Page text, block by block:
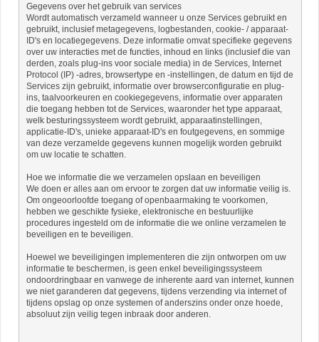
Gegevens over het gebruik van services
Wordt automatisch verzameld wanneer u onze Services gebruikt en
gebruikt, inclusief metagegevens, logbestanden, cookie- / apparaat-
ID's en locatiegegevens. Deze informatie omvat specifieke gegevens
over uw interacties met de functies, inhoud en links (inclusief die van
derden, zoals plug-ins voor sociale media) in de Services, Internet
Protocol (IP) -adres, browsertype en -instellingen, de datum en tijd de
Services zijn gebruikt, informatie over browserconfiguratie en plug-
ins, taalvoorkeuren en cookiegegevens, informatie over apparaten
die toegang hebben tot de Services, waaronder het type apparaat,
welk besturingssysteem wordt gebruikt, apparaatinstellingen,
applicatie-ID's, unieke apparaat-ID's en foutgegevens, en sommige
van deze verzamelde gegevens kunnen mogelijk worden gebruikt
om uw locatie te schatten.
Hoe we informatie die we verzamelen opslaan en beveiligen
We doen er alles aan om ervoor te zorgen dat uw informatie veilig is.
Om ongeoorloofde toegang of openbaarmaking te voorkomen,
hebben we geschikte fysieke, elektronische en bestuurlijke
procedures ingesteld om de informatie die we online verzamelen te
beveiligen en te beveiligen.
Hoewel we beveiligingen implementeren die zijn ontworpen om uw
informatie te beschermen, is geen enkel beveiligingssysteem
ondoordringbaar en vanwege de inherente aard van internet, kunnen
we niet garanderen dat gegevens, tijdens verzending via internet of
tijdens opslag op onze systemen of anderszins onder onze hoede,
absoluut zijn veilig tegen inbraak door anderen.